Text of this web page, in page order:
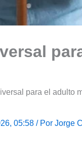
para el adulto
05:58 / Por Jorge